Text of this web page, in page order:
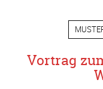
Vortrag